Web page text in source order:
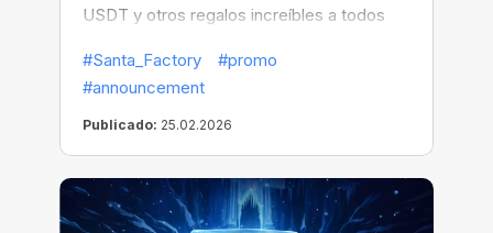
USDT y otros regalos increíbles a todos
#Santa_Factory
#promo
#announcement
Publicado: 25.02.2026